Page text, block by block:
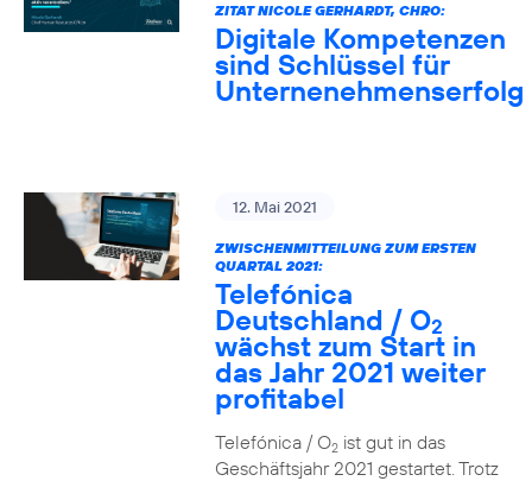
ZITAT NICOLE GERHARDT, CHRO:
Digitale Kompetenzen
sind Schlüssel für
Unternenehmenserfolg
12. Mai 2021
ZWISCHENMITTEILUNG ZUM ERSTEN
QUARTAL 2021:
Telefónica
Deutschland / O2
wächst zum Start in
das Jahr 2021 weiter
profitabel
Telefónica / O2ist gut in das
Geschäftsjahr 2021 gestartet. Trotz